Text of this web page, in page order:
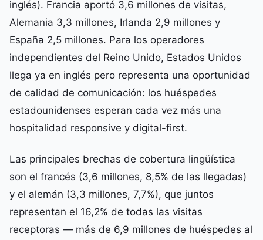
inglés). Francia aportó 3,6 millones de visitas,
Alemania 3,3 millones, Irlanda 2,9 millones y
España 2,5 millones. Para los operadores
independientes del Reino Unido, Estados Unidos
llega ya en inglés pero representa una oportunidad
de calidad de comunicación: los huéspedes
estadounidenses esperan cada vez más una
hospitalidad responsive y digital-first.
Las principales brechas de cobertura lingüística
son el francés (3,6 millones, 8,5% de las llegadas)
y el alemán (3,3 millones, 7,7%), que juntos
representan el 16,2% de todas las visitas
receptoras — más de 6,9 millones de huéspedes al